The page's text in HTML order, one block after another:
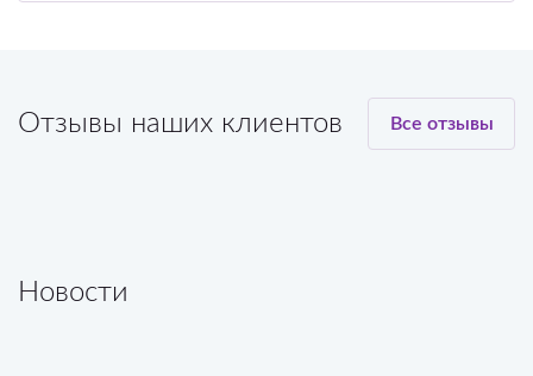
Отзывы наших клиентов Все отзывы
Новости